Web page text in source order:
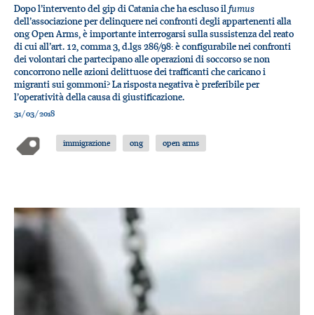
Dopo l’intervento del gip di Catania che ha escluso ilfumus
dell’associazione per delinquere nei confronti degli appartenenti alla
ong Open Arms, è importante interrogarsi sulla sussistenza del reato
di cui all’art. 12, comma 3, d.lgs 286/98: è configurabile nei confronti
dei volontari che partecipano alle operazioni di soccorso se non
concorrono nelle azioni delittuose dei trafficanti che caricano i
migranti sui gommoni? La risposta negativa è preferibile per
l’operatività della causa di giustificazione.
31/03/2018
immigrazione ong open arms